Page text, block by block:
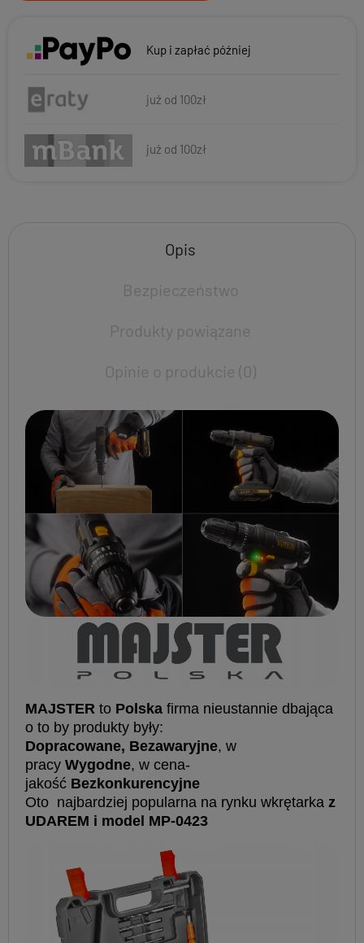
Kup i zapłać później
już od 100zł
już od 100zł
Opis
Bezpieczeństwo
Produkty powiązane
Opinie o produkcie (0)
MAJSTER to Polska firma nieustannie dbająca
o to by produkty były:
Dopracowane, Bezawaryjne, w
pracy Wygodne, w cena-
jakość Bezkonkurencyjne
Oto najbardziej popularna na rynku wkrętarka z
UDAREM i model MP-0423